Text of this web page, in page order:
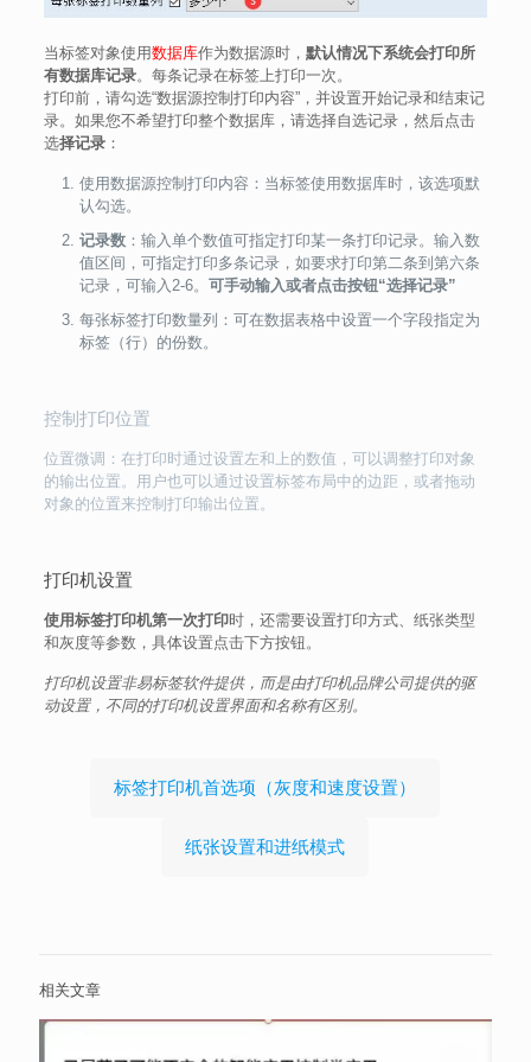
当标签对象使用数据库作为数据源时， 默认情况下系统会打印所
有数据库记录。每条记录在标签上打印一次。
打印前，请勾选“数据源控制打印内容”，并设置开始记录和结束记
录。如果您不希望打印整个数据库，请选择自选记录，然后点击
选择记录：
使用数据源控制打印内容：当标签使用数据库时，该选项默
认勾选。
记录数：输入单个数值可指定打印某一条打印记录。输入数
值区间，可指定打印多条记录，如要求打印第二条到第六条
记录，可输入2-6。 可手动输入或者点击按钮“选择记录”
每张标签打印数量列：可在数据表格中设置一个字段指定为
标签（行）的份数。
控制打印位置
位置微调：在打印时通过设置左和上的数值，可以调整打印对象
的输出位置。用户也可以通过设置标签布局中的边距，或者拖动
对象的位置来控制打印输出位置。
打印机设置
使用标签打印机第一次打印时，还需要设置打印方式、纸张类型
和灰度等参数，具体设置点击下方按钮。
打印机设置非易标签软件提供，而是由打印机品牌公司提供的驱
动设置，不同的打印机设置界面和名称有区别。
标签打印机首选项（灰度和速度设置）
纸张设置和进纸模式
相关文章